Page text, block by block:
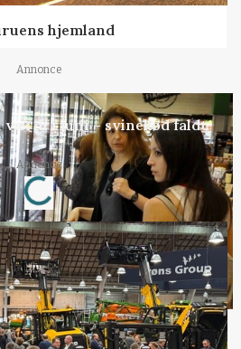
hjemland
Annonce
i værdi i juni – svinekød faldt
Annonce
Loading...